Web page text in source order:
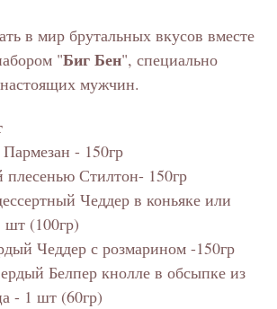
в мир брутальных вкусов вместе
"Биг Бен", специально
мужчин.
- 150гр
плесенью Стилтон- 150гр
Чеддер в коньяке или
шт (100гр)
Чеддер с розмарином -150гр
Белпер кнолле в обсыпке из
- 1 шт (60гр)